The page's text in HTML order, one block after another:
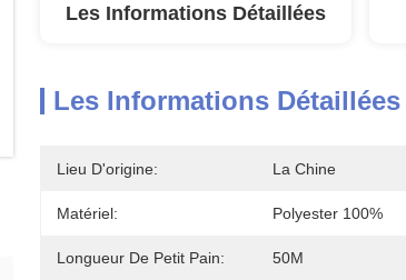
Les Informations Détaillées
Les Informations Détaillées
Lieu D'origine: La Chine
Matériel: Polyester 100%
Longueur De Petit Pain: 50M